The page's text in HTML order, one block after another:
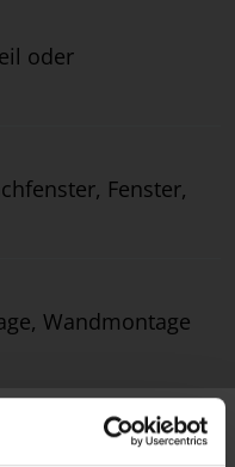
oder
Fenster,
Wandmontage